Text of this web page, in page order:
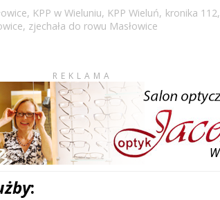
, KPP w Wieluniu, KPP Wieluń, kronika 112,
, zjechała do rowu Masłowice
REKLAMA
: